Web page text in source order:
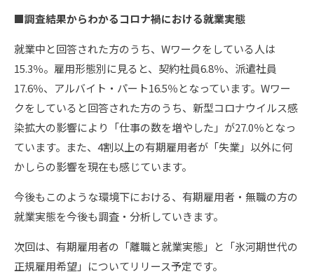
■調査結果からわかるコロナ禍における就業実態
就業中と回答された方のうち、Wワークをしている人は
15.3％。雇用形態別に見ると、契約社員6.8％、派遣社員
17.6％、アルバイト・パート16.5％となっています。Wワー
クをしていると回答された方のうち、新型コロナウイルス感
染拡大の影響により「仕事の数を増やした」が27.0％となっ
ています。また、4割以上の有期雇用者が「失業」以外に何
かしらの影響を現在も感じています。
今後もこのような環境下における、有期雇用者・無職の方の
就業実態を今後も調査・分析していきます。
次回は、有期雇用者の「離職と就業実態」と「氷河期世代の
正規雇用希望」についてリリース予定です。